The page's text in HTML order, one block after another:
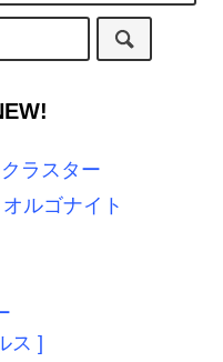
クラスター
オルゴナイト
ス ]